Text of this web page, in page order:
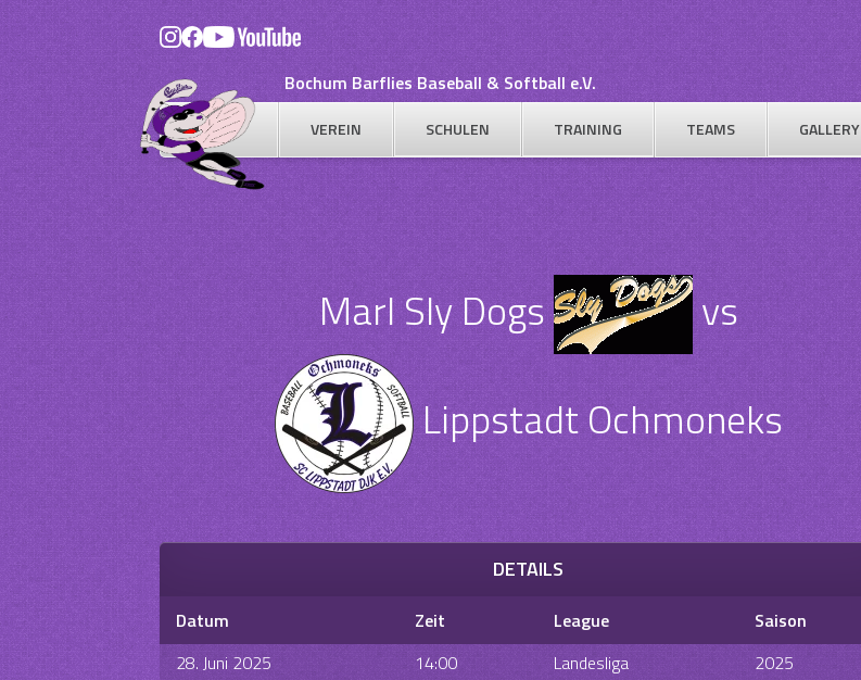
Skip
content
Bochum Barflies Baseball & Softball e.V.
VEREIN SCHULEN TRAINING TEAMS GALLERY
Marl Sly Dogs
vs
Lippstadt Ochmoneks
DETAILS
Datum Zeit League
Saison
28. Juni 2025
14:00 Landesliga 2025